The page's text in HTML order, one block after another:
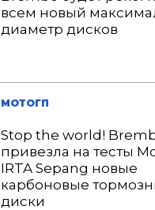
всем новый
диаметр дисков
МОТОГП
Stop the world!
привезла на тесты
IRTA Sepang новые
карбоновые
диски